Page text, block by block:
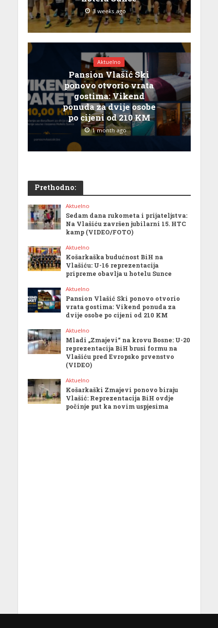
3 weeks ago
Aktuelno
Pansion Vlašić Ski
ponovo otvorio vrata
gostima: Vikend
ponuda za dvije osobe
po cijeni od 210 KM
1 month ago
Prethodno:
Aktuelno
Sedam dana rukometa i prijateljstva:
Na Vlašiću završen jubilarni 15. HTC
kamp (VIDEO/FOTO)
Aktuelno
Košarkaška budućnost BiH na
Vlašiću: U-16 reprezentacija
pripreme obavlja u hotelu Sunce
Aktuelno
Pansion Vlašić Ski ponovo otvorio
vrata gostima: Vikend ponuda za
dvije osobe po cijeni od 210 KM
Aktuelno
Mladi „Zmajevi“ na krovu Bosne: U-20
reprezentacija BiH brusi formu na
Vlašiću pred Evropsko prvenstvo
(VIDEO)
Aktuelno
Košarkaški Zmajevi ponovo biraju
Vlašić: Reprezentacija BiH ovdje
počinje put ka novim uspjesima